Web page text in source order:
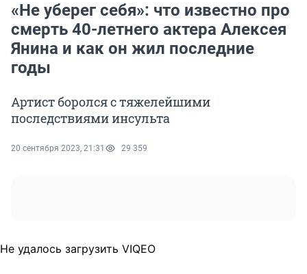
«Не уберег себя»: что известно про
смерть 40-летнего актера Алексея
Янина и как он жил последние
годы
Артист боролся с тяжелейшими
последствиями инсульта
20 сентября 2023, 21:31 29 359
Не удалось загрузить VIQEO